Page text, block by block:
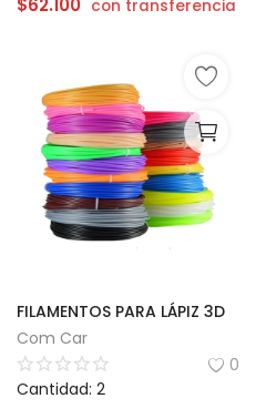
$62.100 con transferencia
FILAMENTOS PARA LÁPIZ 3D
Com Car
0
Cantidad: 2